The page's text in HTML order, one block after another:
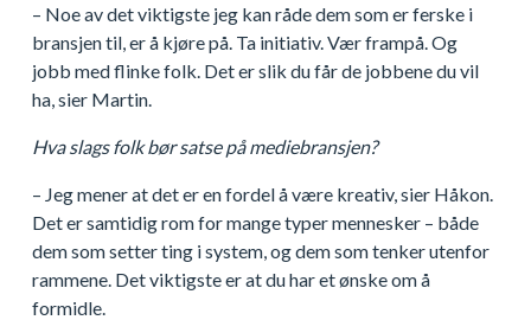
– Noe av det viktigste jeg kan råde dem som er ferske i
bransjen til, er å kjøre på. Ta initiativ. Vær frampå. Og
jobb med flinke folk. Det er slik du får de jobbene du vil
ha, sier Martin.
Hva slags folk bør satse på mediebransjen?
– Jeg mener at det er en fordel å være kreativ, sier Håkon.
Det er samtidig rom for mange typer mennesker – både
dem som setter ting i system, og dem som tenker utenfor
rammene. Det viktigste er at du har et ønske om å
formidle.